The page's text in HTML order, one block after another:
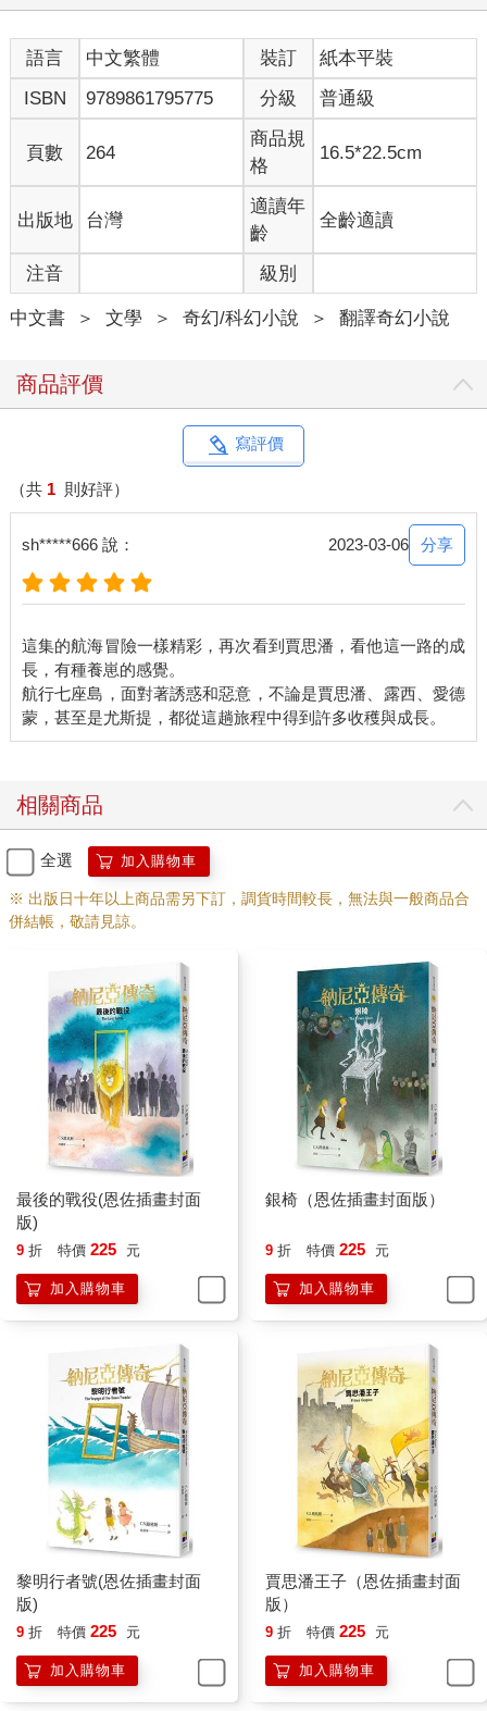
「像海狸一樣忠心耿耿，女王陛下，而且英勇得像—像老鼠。」
垂尼安說。他本來想說「英勇得像獅子」，但是他發現老脾氣的
眼睛定定地注視著他，便改口說老鼠。
「那我們現在要開往哪裡？」愛德蒙問。
「啊，」賈思潘說，「這事說來話長，或許你還記得我小時候，
我那個篡位的叔叔米拉茲為了除去家父的七個心腹（企圖奪去我
的王位），竟把他們派去比寂島更遠的東海探險這回事。」
「是的，我記得，」露西說，「他們到現在都沒回來。」
「不錯，因此在我加冕那天，在亞斯藍的同意下，我發誓一旦在
納尼亞建立太平盛世，便要親自出海航行一年又一天，尋找家父
這些朋友，萬一他們已經不幸去世，要為他們報仇。他們的名字
是—雷維林勛爵、柏恩勛爵、阿格茲勛爵、馬拉蒙勛爵、巫大仙
勛爵、雷斯特馬勛爵，還有—哎，另外一個名字好難記。」
「路普勛爵，陛下。」垂尼安說。
不過老脾氣還有一個更大的願望。」這時大家的眼光都投向老
鼠。
我的身材一樣渺小。為什麼不乾脆向東方航行到世界的盡頭？在
那裡會不會有什麼新發現？我想尋找亞斯藍的國度，這頭偉大的
獅子每次都是從東方跨海而來。」
「這個主意倒不錯。」愛德蒙說，聲音怪怪的。
「可是你覺得，」露西說，「亞斯藍的國度是那種—那種坐船就
「我不知道，女士，」老脾氣說，「但是當我還在襁褓中時，有
個森林裡的婦人，一個樹精，曾經對我提起這樣一首詩：
在水天連接之處，
風平浪靜水波不興，
且莫遲疑，老脾氣，
向最最東方勇往直前。
桓。」
「船長的解說會比我說得更清楚。」賈思潘說。於是垂尼安取出
地圖，在桌上攤開。
「這是我們的位置，」他用手指比劃，「或者說是我們今天中午
的位置。我們從凱爾帕拉瓦宮出發後，便乘著順風偏北往格爾瑪
爾瑪大公為國王陛下舉行一場馬上比武大會，陛下擊敗了許多騎
士—」
「我自己也摔下來一、兩次，垂尼安，現在身上還有瘀青呢。」
賈思潘插嘴說。
「—擊敗許多騎士，」垂尼安笑笑，繼續說下去，「我們覺得國
王陛下如果能娶大公的女兒為妻，大公會更高興些，可惜沒有
「她兩隻眼睛斜眼，又有雀斑。」賈思潘說。
「噢，可憐的女孩。」露西說。
「我們離開格爾瑪，」垂尼安繼續說，「進入無風帶，只好用槳
划了兩天，後來又起風了，結果在離開格爾瑪的第四天才抵達泰
瑞賓西亞，但是他們的國王派人來示警，勸我們不要上岸，因為
他們那裡正在流行傳染病，不過我們還是繞過海岬，在遠離城市
的一個小港灣中下錨。接著我們等了三天才等到東南風，這才航
向七島。第三天，我們遇上一艘海盜船（其實就是泰瑞賓西亞自
導自演），但是它一發現我們武裝齊備時，只有對我們草草射了
「真該追上去，登上他們的船，拿下那些臭小子問斬。」老脾氣
「—又過了五天，我們看見妙耳島，各位都知道，那是七島中最
靠西邊的一個島，我們搖槳穿過海峽，在接近黃昏時進入布蘭島
上的紅港，受到十分熱烈的招待，有許多食物和飲水。我們在六
天前離開紅港，航行的速度快得驚人，所以我希望後天能看到寂
島。這樣總計下來，我們已經在海上航行三十天了，距離納尼亞
也已經有四百多海里。」
「不知道，陛下，」垂尼安回答，「除非寂島的百姓能告訴我
們。」
「那是不可能的事。」愛德蒙說。
「那麼，」老脾氣說，「到了寂島冒險才真正開始。」
賈思潘這時建議大家在晚餐以前先參觀一下船上的設備，但是露
語言 中文繁體 裝訂
紙本平裝
ISBN
9789861795775 分級 普通級
頁數 264
商品規
格
16.5*22.5cm
出版地 台灣
適讀年
齡
全齡適讀
注音 級別
中文書 ＞ 文學 ＞ 奇幻/科幻小說 ＞ 翻譯奇幻小說
商品評價
寫評價
（共 1 則好評）
sh*****666 說： 2023-03-06 分享
這集的航海冒險一樣精彩，再次看到賈思潘，看他這一路的成
長，有種養崽的感覺。
航行七座島，面對著誘惑和惡意，不論是賈思潘、露西、愛德
相關商品
全選 加入購物車
※ 出版日十年以上商品需另下訂，調貨時間較長，無法與一般商品合
併結帳，敬請見諒。
最後的戰役(恩佐插畫封面
版)
9 折 特價 225 元
加入購物車
銀椅（恩佐插畫封面版）
9 折 特價 225 元
加入購物車
黎明行者號(恩佐插畫封面
版)
9 折 特價 225 元
加入購物車
賈思潘王子（恩佐插畫封面
版）
9 折 特價 225 元
加入購物車